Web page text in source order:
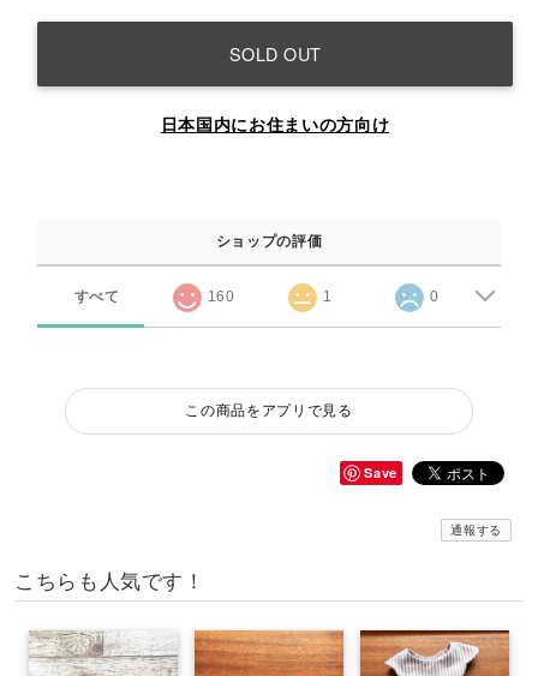
SOLD OUT
日本国内にお住まいの方向け
ショップの評価
すべて 160 1 0
この商品をアプリで見る
Save
通報する
こちらも人気です！